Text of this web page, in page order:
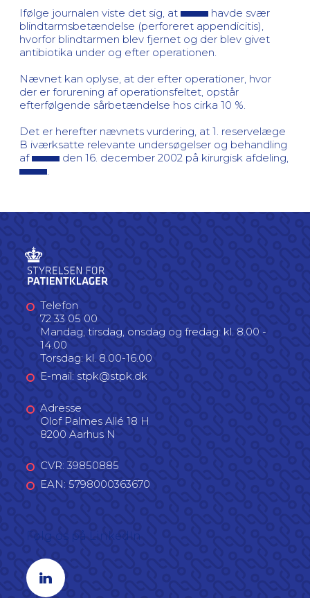
Ifølge journalen viste det sig, at
havde svær
blindtarmsbetændelse (perforeret appendicitis),
hvorfor blindtarmen blev fjernet og der blev givet
antibiotika under og efter operationen.
Nævnet kan oplyse, at der efter operationer, hvor
der er forurening af operationsfeltet, opstår
efterfølgende sårbetændelse hos cirka 10 %.
Det er herefter nævnets vurdering, at 1. reservelæge
B iværksatte relevante undersøgelser og behandling
af
den 16. december 2002 på kirurgisk afdeling,
Telefon
72 33 05 00
Mandag, tirsdag, onsdag og fredag: kl. 8.00 -
14.00
Torsdag: kl. 8.00-16.00
E-mail: stpk@stpk.dk
Adresse
Olof Palmes Allé 18 H
8200 Aarhus N
CVR: 39850885
EAN: 5798000363670
Linkedin profil